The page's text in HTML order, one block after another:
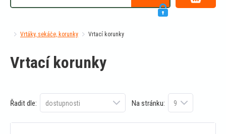
Vrtáky, sekáče, korunky Vrtací korunky
Vrtací korunky
Řadit dle: Na stránku: